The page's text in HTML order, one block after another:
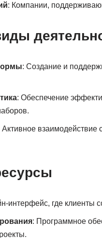
: Компании,
: Создание и
: Обеспечение
Активное взаимодействие
интерфейс, где клиенты
: Программное